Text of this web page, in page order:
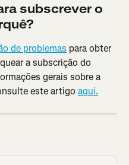
subscrever o
de problemas para obter
a subscrição do
gerais sobre a
este artigo aqui.